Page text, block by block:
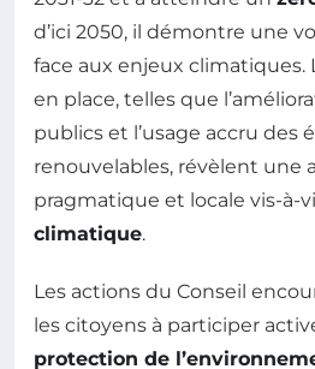
d’ici 2050, il démontre une
face aux enjeux climatiques.
en place, telles que
publics et l’usage accru des
renouvelables, révèlent une
pragmatique et locale vis-à-
climatique.
Les actions du Conseil
les citoyens à participer
protection de